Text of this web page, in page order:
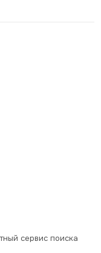
сервис поиска